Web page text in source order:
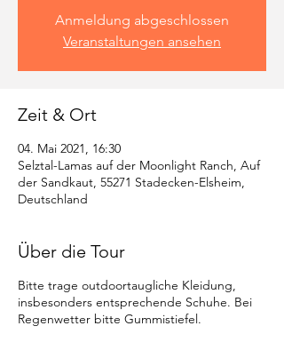
Anmeldung abgeschlossen
Veranstaltungen ansehen
Zeit & Ort
04. Mai 2021, 16:30
Selztal-Lamas auf der Moonlight Ranch, Auf
der Sandkaut, 55271 Stadecken-Elsheim,
Deutschland
Über die Tour
Bitte trage outdoortaugliche Kleidung,
insbesonders entsprechende Schuhe. Bei
Regenwetter bitte Gummistiefel.